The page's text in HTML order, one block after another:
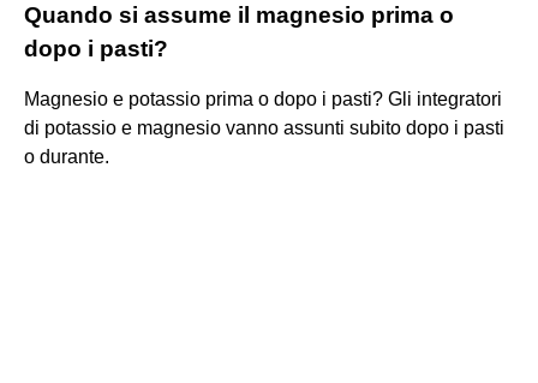
Quando si assume il magnesio prima o
dopo i pasti?
Magnesio e potassio prima o dopo i pasti? Gli integratori
di potassio e magnesio vanno assunti subito dopo i pasti
o durante.